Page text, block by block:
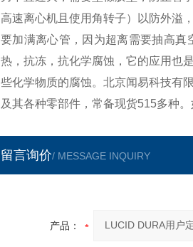
高速离心机且使用角转子）以防外溢
要加满离心管，因为超离需要抽高
热，抗冻，抗化学腐蚀，它的应用也
些化学物质的腐蚀。北京闻易科技有
及其各种零部件，常备现货515多种
留言询价/ MESSAGE INQUIRY
产品：